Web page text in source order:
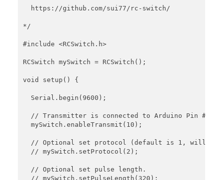
    bin[32+i++] = ((Dec & 1) > 0) ? '1' : '0';
  }
  for (unsigned int j = 0; j< bitLength; j++) {
bin[j] = bin[ 31 + i - (j - (bitLength -
      bin[j] = '0';
  }
  bin[bitLength] = '\0';
  return bin;
  https://github.com/sui77/rc-switch/
*/
#include <RCSwitch.h>
RCSwitch mySwitch = RCSwitch();
void setup() {
  Serial.begin(9600);
  // Transmitter is connected to Arduino Pin #10
  mySwitch.enableTransmit(10);
// Optional set protocol (default is 1, will
  // mySwitch.setProtocol(2);
  // Optional set pulse length.
  // mySwitch.setPulseLength(320);